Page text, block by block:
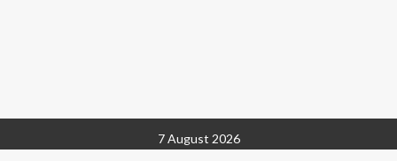
to
7 August 2026